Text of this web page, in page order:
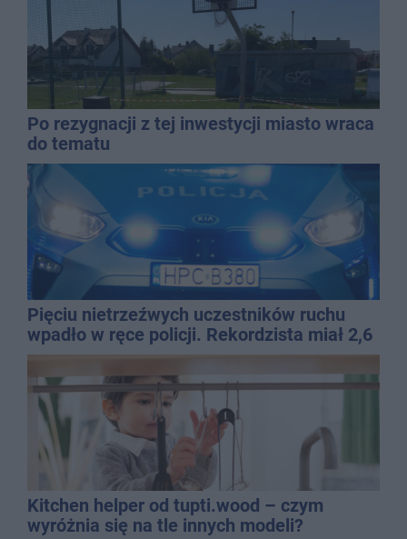
Po rezygnacji z tej inwestycji miasto wraca
do tematu
Pięciu nietrzeźwych uczestników ruchu
wpadło w ręce policji. Rekordzista miał 2,6
promila
Kitchen helper od tupti.wood – czym
wyróżnia się na tle innych modeli?